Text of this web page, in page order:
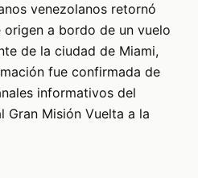
venezolanos retornó
a bordo de un vuelo
de la ciudad de Miami,
fue confirmada de
informativos del
Gran Misión Vuelta a la